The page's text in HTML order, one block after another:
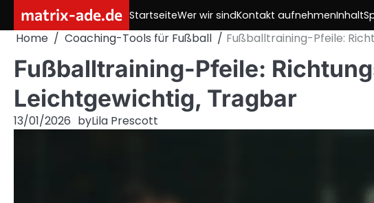
content
matrix-ade.de StartseiteWer wir sindKontakt aufnehmenInhalt
Home Coaching-Tools für Fußball Fußballtraining-Pfeile:
Fußballtraining-Pfeile:
Leichtgewichtig, Tragbar
13/01/2026 byLila Prescott